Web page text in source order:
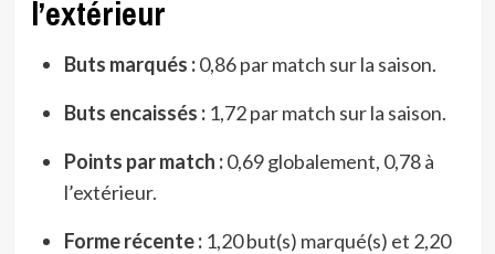
l’extérieur
Buts marqués :0,86 par match sur la saison.
Buts encaissés :1,72 par match sur la saison.
Points par match :0,69 globalement, 0,78 à
l’extérieur.
Forme récente :1,20 but(s) marqué(s) et 2,20